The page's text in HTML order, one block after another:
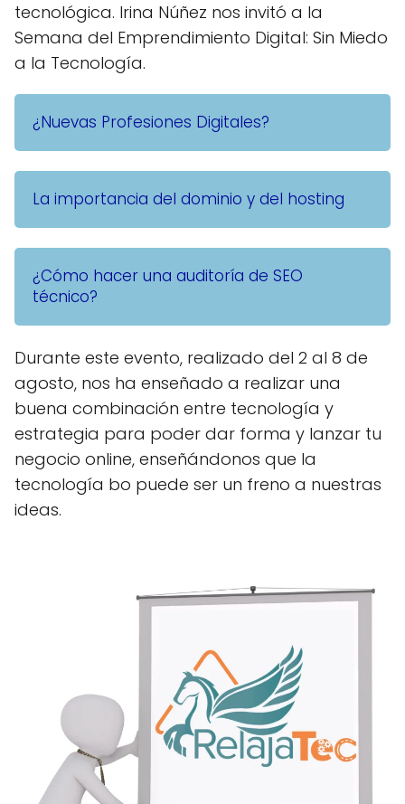
tecnológica. Irina Núñez nos invitó a la
Semana del Emprendimiento Digital: Sin Miedo
a la Tecnología.
¿Nuevas Profesiones Digitales?
La importancia del dominio y del hosting
¿Cómo hacer una auditoría de SEO
técnico?
Durante este evento, realizado del 2 al 8 de
agosto, nos ha enseñado a realizar una
buena combinación entre tecnología y
estrategia para poder dar forma y lanzar tu
negocio online, enseñándonos que la
tecnología bo puede ser un freno a nuestras
ideas.